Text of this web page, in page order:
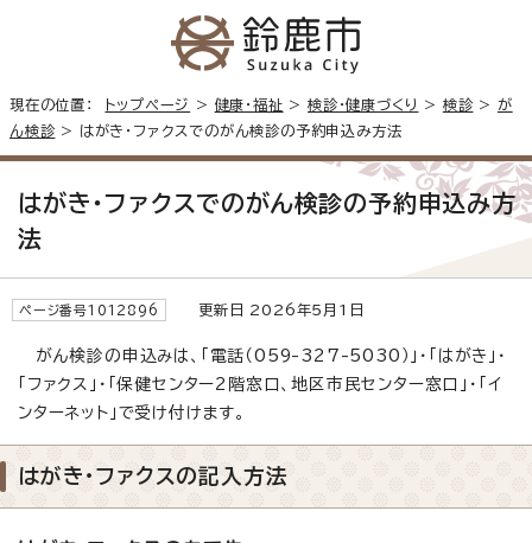
現在の位置： トップページ > 健康・福祉 >検診・健康づくり > 検診> が
ん検診> はがき・ファクスでのがん検診の予約申込み方法
はがき・ファクスでのがん検診の予約申込み方
法
ページ番号1012896 更新日 2026年5月1日
がん検診の申込みは、「電話（059-327-5030）」・「はがき」・
「ファクス」・「保健センター2階窓口、地区市民センター窓口」・「イ
ンターネット」で受け付けます。
はがき・ファクスの記入方法